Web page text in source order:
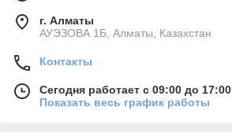
г. Алматы
АУЭЗОВА 1Б, Алматы, Казахстан
Контакты
Сегодня работает с 09:00 до 17:00
Показать весь график работы